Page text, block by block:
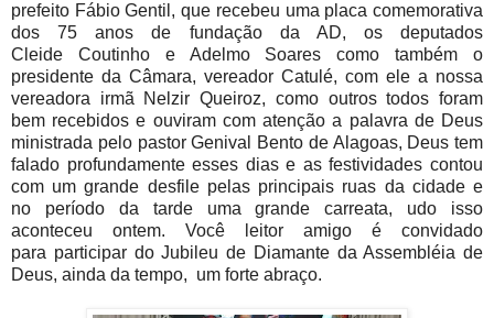
prefeito Fábio Gentil, que recebeu uma placa comemorativa
dos 75 anos de fundação da AD, os deputados
Cleide Coutinho e Adelmo Soares como também o
presidente da Câmara, vereador Catulé, com ele a nossa
vereadora irmã Nelzir Queiroz, como outros todos foram
bem recebidos e ouviram com atenção a palavra de Deus
ministrada pelo pastor Genival Bento de Alagoas, Deus tem
falado profundamente esses dias e as festividades contou
com um grande desfile pelas principais ruas da cidade e
no período da tarde uma grande carreata, udo isso
aconteceu ontem. Você leitor amigo é convidado
para participar do Jubileu de Diamante da Assembléia de
Deus, ainda da tempo, um forte abraço.